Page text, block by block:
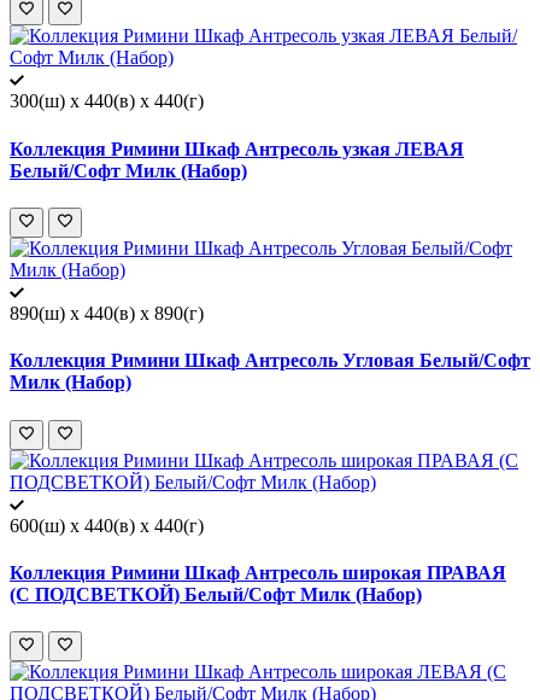
300(ш) x 440(в) x 440(г)
Коллекция Римини Шкаф Антресоль узкая ЛЕВАЯ
Белый/Софт Милк (Набор)
890(ш) x 440(в) x 890(г)
Коллекция Римини Шкаф Антресоль Угловая Белый/Софт
Милк (Набор)
600(ш) x 440(в) x 440(г)
Коллекция Римини Шкаф Антресоль широкая ПРАВАЯ
(С ПОДСВЕТКОЙ) Белый/Софт Милк (Набор)